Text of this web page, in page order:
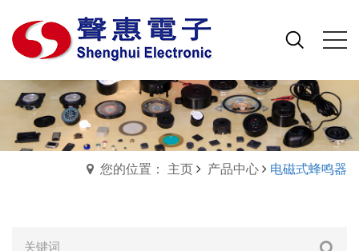
您的位置： 主页 产品中心 电磁式蜂鸣器